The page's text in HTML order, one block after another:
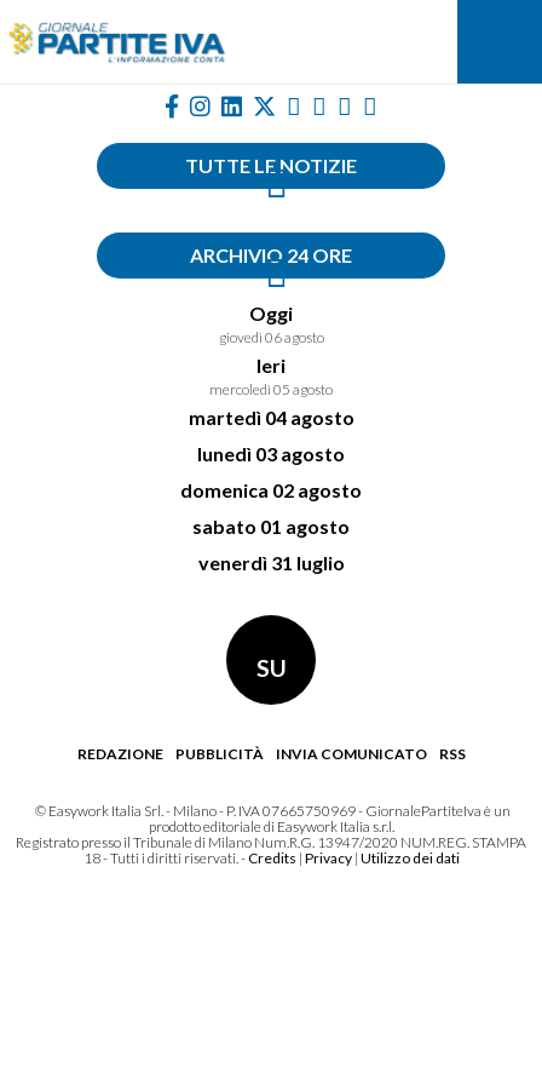
TUTTE LE NOTIZIE
ARCHIVIO 24 ORE
Oggi
giovedì 06 agosto
Ieri
mercoledì 05 agosto
martedì 04 agosto
lunedì 03 agosto
domenica 02 agosto
sabato 01 agosto
venerdì 31 luglio
SU
REDAZIONE PUBBLICITÀ INVIA COMUNICATO RSS
© Easywork Italia Srl. - Milano - P. IVA 07665750969 - GiornalePartiteIva è un
prodotto editoriale di Easywork Italia s.r.l.
Registrato presso il Tribunale di Milano Num.R.G. 13947/2020 NUM.REG. STAMPA
18 - Tutti i diritti riservati. -Credits | Privacy| Utilizzo dei dati